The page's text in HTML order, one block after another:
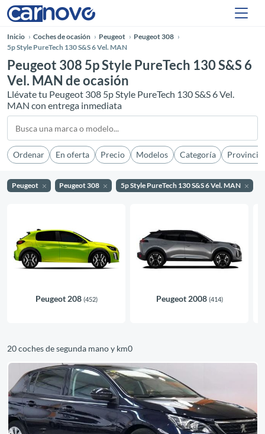
Inicio Coches de ocasión Peugeot
Peugeot 308
5p Style PureTech 130 S&S 6 Vel. MAN
Peugeot 308 5p Style PureTech 130 S&S 6
Vel. MAN de ocasión
Llévate tu Peugeot 308 5p Style PureTech 130 S&S 6 Vel.
MAN con entrega inmediata
Ordenar En oferta Precio Modelos Categoría Provincia
Peugeot Peugeot 308 5p Style PureTech 130 S&S 6 Vel. MAN
Peugeot 208 (452) Peugeot 2008 (414)
20 coches de segunda mano y km0